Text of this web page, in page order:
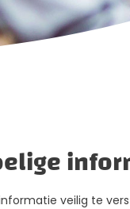
veilig te